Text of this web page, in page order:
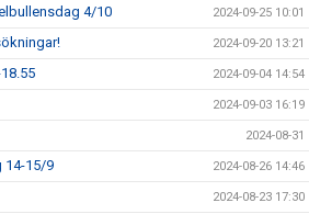
4/10 2024-09-25 10:01
2024-09-20 13:21
2024-09-04 14:54
2024-09-03 16:19
2024-08-31
14-15/9 2024-08-26 14:46
2024-08-23 17:30